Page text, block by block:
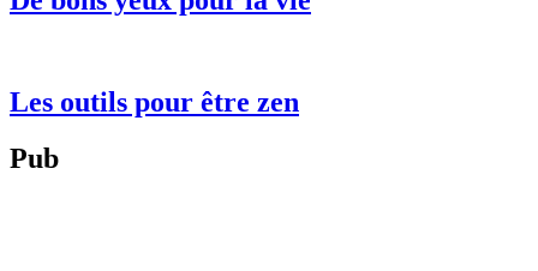
Les outils pour être zen
Pub